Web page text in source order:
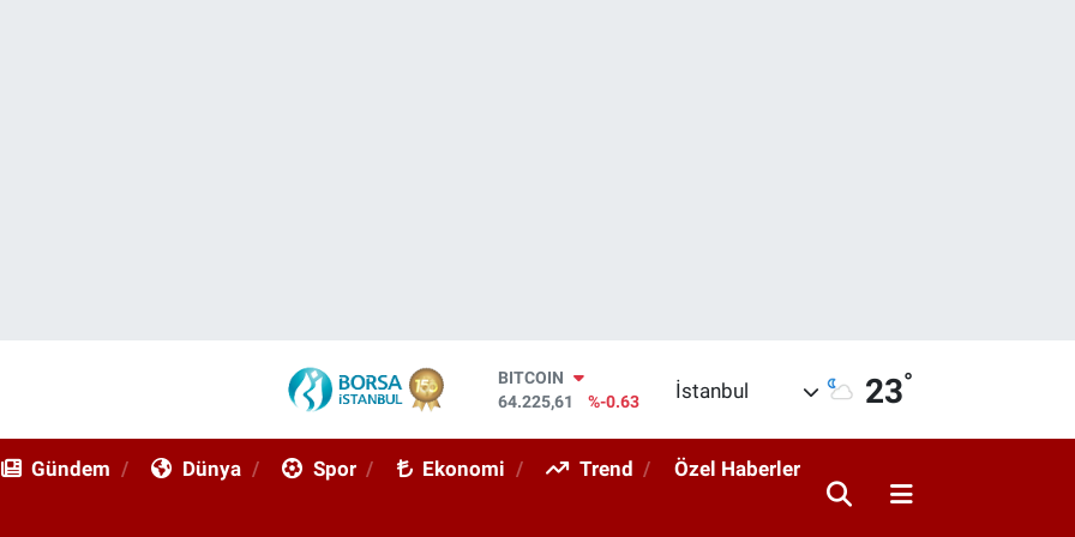
DOLAR
47,7143
%0.16
STERLİN
İstanbul 23°
Gündem Dünya Spor Ekonomi Trend Özel Haberler